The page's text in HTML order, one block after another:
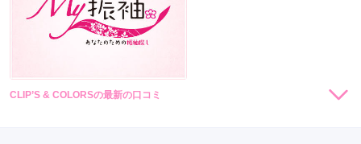
CLIP’S & COLORSの最新の口コミ